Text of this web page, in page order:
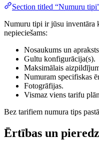
Section titled “Numuru
Numuru tipi ir jūsu inventāra
nepieciešams:
Nosaukums un
Gultu konfigurācija(s).
Maksimālais
Numuram specifiskas
Fotogrāfijas.
Vismaz viens tarifu
Bez tarifiem numura tips
Ērtības un